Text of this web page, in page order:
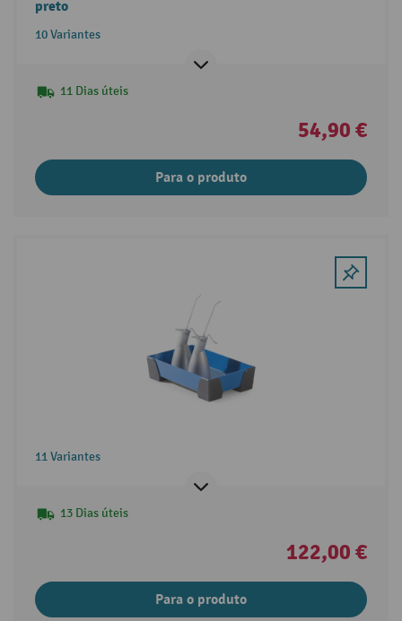
preto
10 Variantes
11 Dias úteis
54,90 €
Para o produto
11 Variantes
13 Dias úteis
122,00 €
Para o produto